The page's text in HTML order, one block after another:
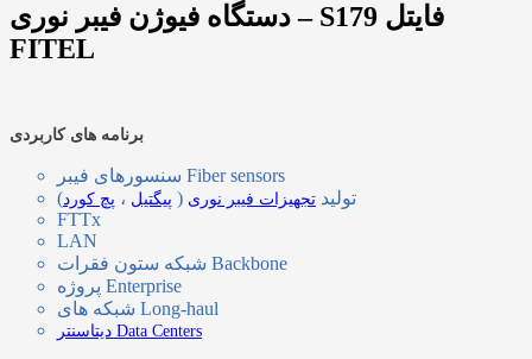
دستگاه فیوژن فیبر نوری – S179 فایتل
FITEL
برنامه های کاربردی
سنسورهای فیبر Fiber sensors
تولید تجهیزات فیبر نوری ( پیگتیل ، پچ کورد
FTTx
LAN
شبکه ستون فقرات Backbone
پروژه Enterprise
شبکه های Long-haul
دیتاسنتر Data Centers